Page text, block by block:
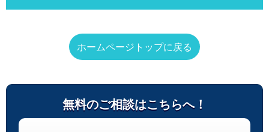
ホームページトップに戻る
無料のご相談はこちらへ！